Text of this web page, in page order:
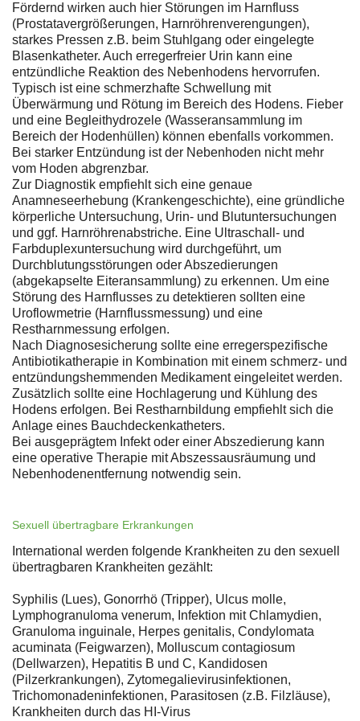
Fördernd wirken auch hier Störungen im Harnfluss
(Prostatavergrößerungen, Harnröhrenverengungen),
starkes Pressen z.B. beim Stuhlgang oder eingelegte
Blasenkatheter. Auch erregerfreier Urin kann eine
entzündliche Reaktion des Nebenhodens hervorrufen.
Typisch ist eine schmerzhafte Schwellung mit
Überwärmung und Rötung im Bereich des Hodens. Fieber
und eine Begleithydrozele (Wasseransammlung im
Bereich der Hodenhüllen) können ebenfalls vorkommen.
Bei starker Entzündung ist der Nebenhoden nicht mehr
vom Hoden abgrenzbar.
Zur Diagnostik empfiehlt sich eine genaue
Anamneseerhebung (Krankengeschichte), eine gründliche
körperliche Untersuchung, Urin- und Blutuntersuchungen
und ggf. Harnröhrenabstriche. Eine Ultraschall- und
Farbduplexuntersuchung wird durchgeführt, um
Durchblutungsstörungen oder Abszedierungen
(abgekapselte Eiteransammlung) zu erkennen. Um eine
Störung des Harnflusses zu detektieren sollten eine
Uroflowmetrie (Harnflussmessung) und eine
Restharnmessung erfolgen.
Nach Diagnosesicherung sollte eine erregerspezifische
Antibiotikatherapie in Kombination mit einem schmerz- und
entzündungshemmenden Medikament eingeleitet werden.
Zusätzlich sollte eine Hochlagerung und Kühlung des
Hodens erfolgen. Bei Restharnbildung empfiehlt sich die
Anlage eines Bauchdeckenkatheters.
Bei ausgeprägtem Infekt oder einer Abszedierung kann
eine operative Therapie mit Abszessausräumung und
Nebenhodenentfernung notwendig sein.
Sexuell übertragbare Erkrankungen
International werden folgende Krankheiten zu den sexuell
übertragbaren Krankheiten gezählt:
Syphilis (Lues), Gonorrhö (Tripper), Ulcus molle,
Lymphogranuloma venerum, Infektion mit Chlamydien,
Granuloma inguinale, Herpes genitalis, Condylomata
acuminata (Feigwarzen), Molluscum contagiosum
(Dellwarzen), Hepatitis B und C, Kandidosen
(Pilzerkrankungen), Zytomegalievirusinfektionen,
Trichomonadeninfektionen, Parasitosen (z.B. Filzläuse),
Krankheiten durch das HI-Virus